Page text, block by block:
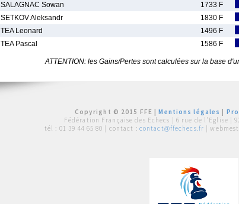
SALAGNAC Sowan 1733 F
SETKOV Aleksandr 1830 F
TEA Leonard 1496 F
TEA Pascal 1586 F
ATTENTION: les Gains/Pertes sont calculées sur la base
Copyright © 2015 FFE |Mentions légales
Fédération Française des Echecs | 6 rue de l'Eglise |
tél : 01 39 44 65 80 | contact : contact@ffechecs.fr |